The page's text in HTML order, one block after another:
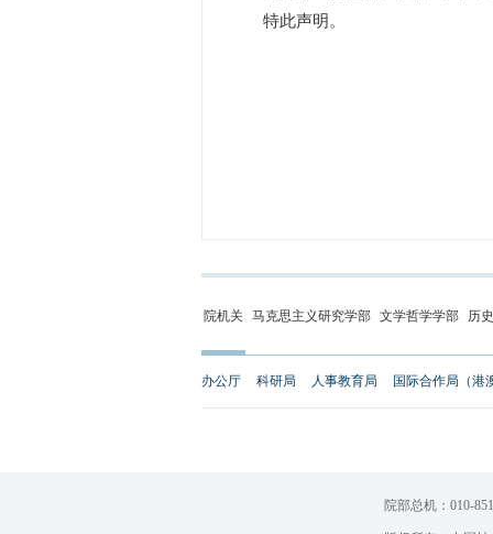
特此声明。
院机关 马克思主义研究学部 文学哲学学部 历
办公厅 科研局 人事教育局 国际合作局（港
院部总机：010-